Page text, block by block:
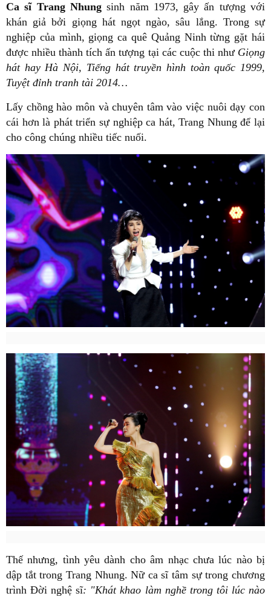
Ca sĩ Trang Nhungsinh năm 1973, gây ấn tượng với
khán giả bởi giọng hát ngọt ngào, sâu lắng. Trong sự
nghiệp của mình, giọng ca quê Quảng Ninh từng gặt hái
được nhiều thành tích ấn tượng tại các cuộc thi như Giọng
hát hay Hà Nội, Tiếng hát truyền hình toàn quốc 1999,
Tuyệt đỉnh tranh tài 2014…
Lấy chồng hào môn và chuyên tâm vào việc nuôi dạy con
cái hơn là phát triển sự nghiệp ca hát, Trang Nhung để lại
cho công chúng nhiều tiếc nuối.
Thế nhưng, tình yêu dành cho âm nhạc chưa lúc nào bị
dập tắt trong Trang Nhung. Nữ ca sĩ tâm sự trong chương
trình Đời nghệ sĩ: "Khát khao làm nghề trong tôi lúc nào